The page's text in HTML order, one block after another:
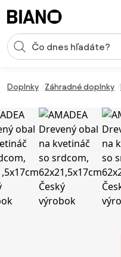
Vstup pre vyhľadávanie
Doplnky Záhradné doplnky